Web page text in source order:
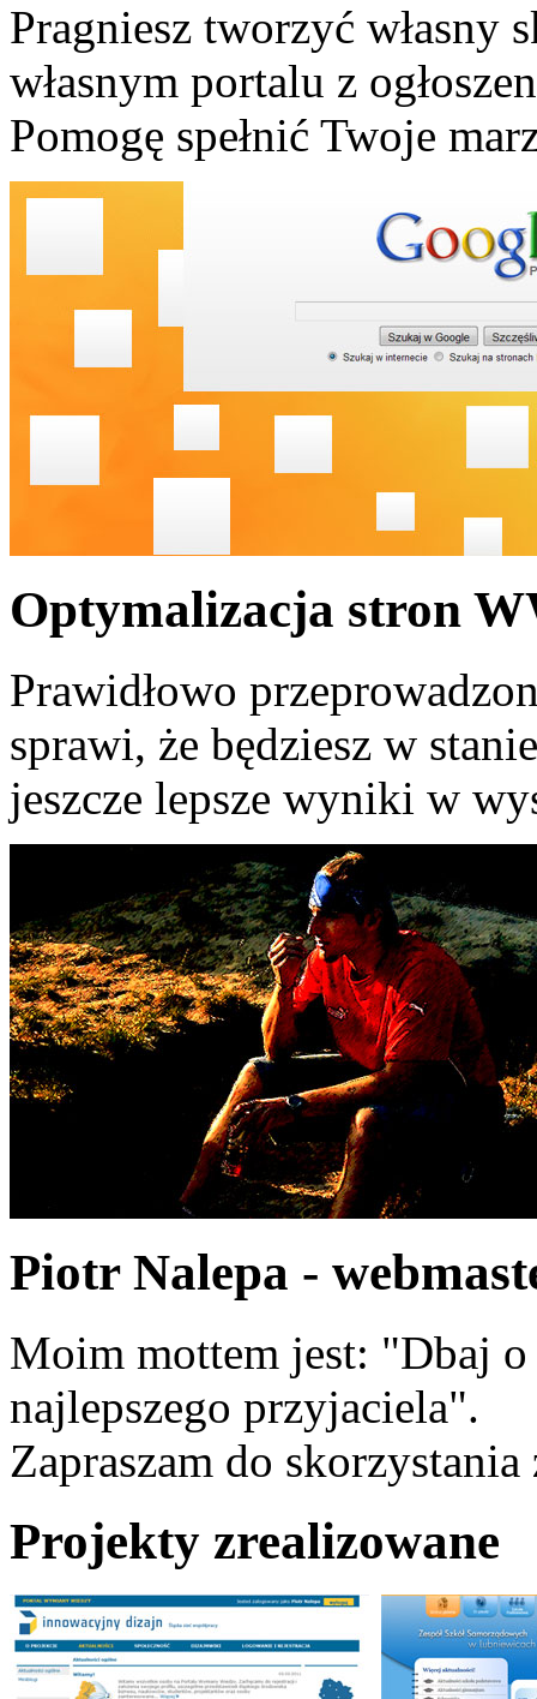
Pragniesz tworzyć własny
własnym portalu z
Pomogę spełnić Twoje
Optymalizacja stron
Prawidłowo
sprawi, że będziesz w
jeszcze lepsze wyniki w
Piotr Nalepa -
Moim mottem jest: "Dbaj
najlepszego przyjaciela".
Zapraszam do skorzystania
Projekty zrealizowane